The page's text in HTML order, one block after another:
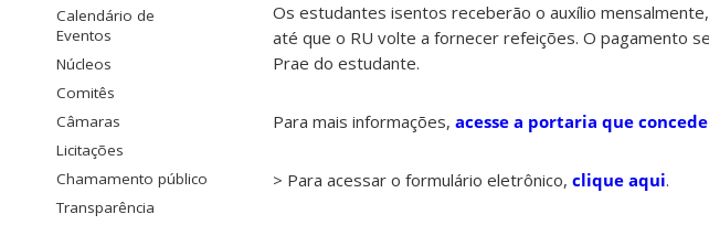
Calendário de
Eventos
Núcleos
Comitês
Câmaras
Licitações
Chamamento público
Transparência
Os estudantes isentos receberão o auxílio
até que o RU volte a fornecer refeições. O pagamento
Prae do estudante.
Para mais informações, acesse a portaria que
> Para acessar o formulário eletrônico, clique aqui.